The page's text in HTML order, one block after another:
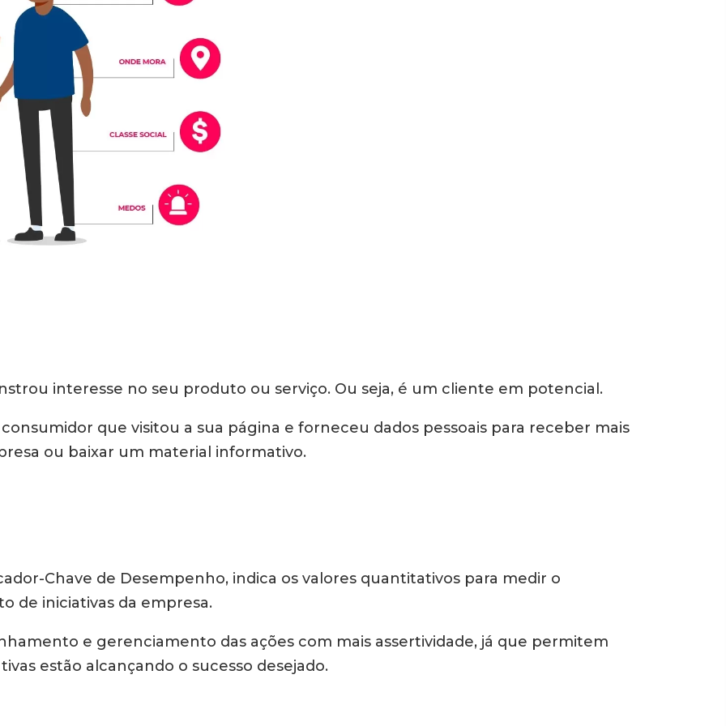
interesse no seu produto ou serviço. Ou seja, é um cliente em potencial.
que visitou a sua página e forneceu dados pessoais para receber mais
ou baixar um material informativo.
Chave de Desempenho, indica os valores quantitativos para medir o
de iniciativas da empresa.
e gerenciamento das ações com mais assertividade, já que permitem
estão alcançando o sucesso desejado.